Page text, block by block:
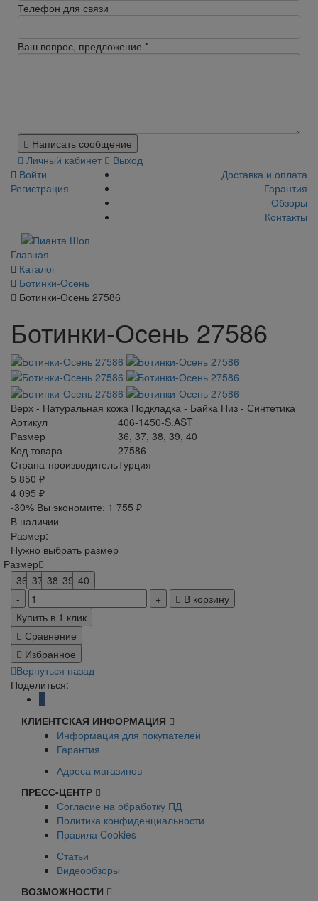
Телефон для связи
Ваш вопрос, предложение *
Написать сообщение
Личный кабинет
Выход
Войти
Регистрация
Доставка и оплата
Гарантия
Обзоры
Контакты
Главная
Каталог
Ботинки-Осень
Ботинки-Осень 27586
Ботинки-Осень 27586
Верх - Натуральная кожа Подкладка - Байка Низ - Синтетика
Артикул
406-1450-S.AST
Размер
36, 37, 38, 39, 40
Код товара
27586
Страна-производительТурция
5 850 ₽
4 095 ₽
-30% Вы экономите: 1 755 ₽
В наличии
Размер:
Нужно выбрать размер
Размер
36 37 38 39 40
В корзину
Купить в 1 клик
Сравнение
Избранное
Вернуться назад
Поделиться:
КЛИЕНТСКАЯ ИНФОРМАЦИЯ
Информация для покупателей
Гарантия
Адреса магазинов
ПРЕСС-ЦЕНТР
Согласие на обработку ПД
Политика конфиденциальности
Правила Cookies
Статьи
Видеообзоры
ВОЗМОЖНОСТИ